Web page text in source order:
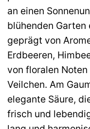
an einen
blühenden
geprägt von
Erdbeeren,
von floralen
Veilchen. Am
elegante Säure,
frisch und